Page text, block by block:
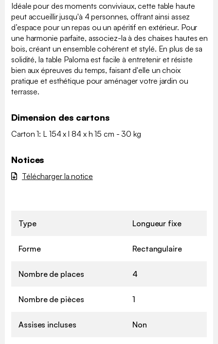
Idéale pour des moments conviviaux, cette table haute
peut accueillir jusqu'à 4 personnes, offrant ainsi assez
d’espace pour un repas ou un apéritif en extérieur. Pour
une harmonie parfaite, associez-la à des chaises hautes en
bois, créant un ensemble cohérent et stylé. En plus de sa
solidité, la table Paloma est facile à entretenir et résiste
bien aux épreuves du temps, faisant d'elle un choix
pratique et esthétique pour aménager votre jardin ou
terrasse.
Dimension des cartons
Carton 1: L 154 x l 84 x h 15 cm - 30 kg
Notices
Télécharger la notice
Type Longueur fixe
Forme Rectangulaire
Nombre de places 4
Nombre de pièces 1
Assises incluses Non